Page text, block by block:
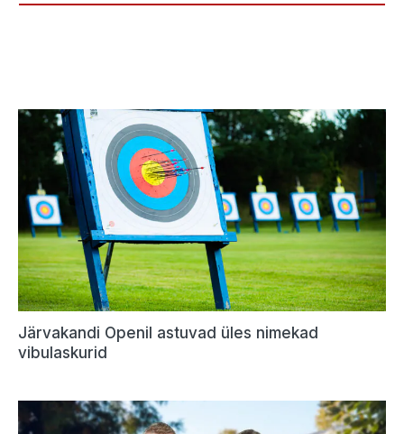
Järvakandi Openil astuvad üles nimekad
vibulaskurid